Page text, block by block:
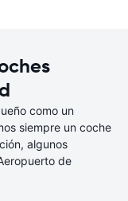
como un
siempre un coche
algunos
de